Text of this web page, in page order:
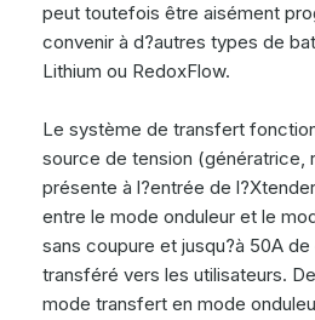
peut toutefois être aisément
convenir à d?autres types de
Lithium ou RedoxFlow.
Le système de transfert
source de tension (génératrice,
présente à l?entrée de
entre le mode onduleur et le
sans coupure et jusqu?à 50A
transféré vers les utilisateurs.
mode transfert en mode